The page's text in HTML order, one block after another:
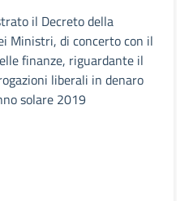
il Decreto della
Ministri, di concerto con il
finanze, riguardante il
liberali in denaro
solare 2019